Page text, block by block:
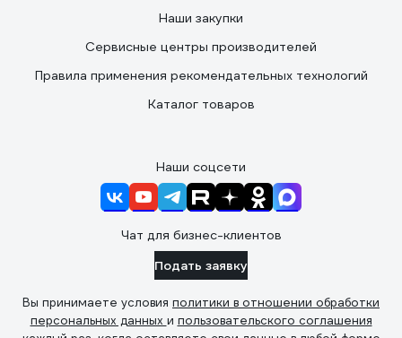
Наши закупки
Сервисные центры производителей
Правила применения рекомендательных технологий
Каталог товаров
Наши соцсети
Чат для бизнес-клиентов
Подать заявку
Вы принимаете условия политики в отношении обработки
персональных данных и пользовательского соглашения